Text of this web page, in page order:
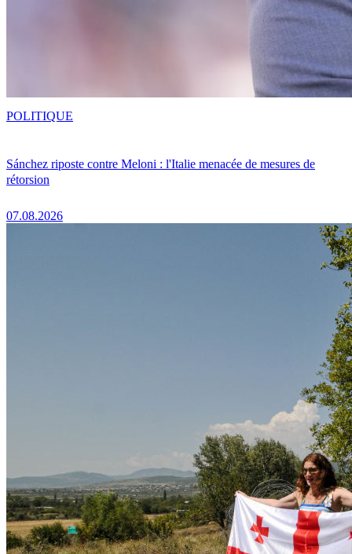
Sánchez riposte contre Meloni : l'Italie menacée de mesures de
rétorsion
07.08.2026
POLITIQUE